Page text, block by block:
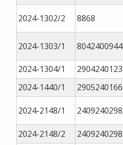
2024-1302/2
8868
2024-1303/1
2024-1304/1
2024-1440/1
2024-2148/1
2024-2148/2